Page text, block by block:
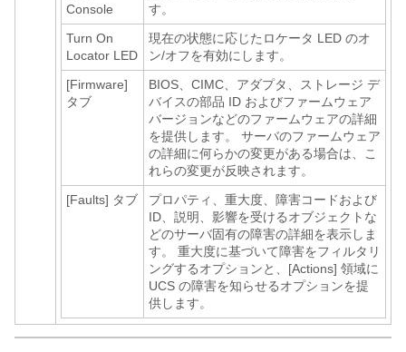
Console
す。
Turn On
Locator LED
現在の状態に応じたロケータ LED のオ
ン/オフを有効にします。
[Firmware]
タブ
BIOS、CIMC、アダプタ、ストレージ デ
バイスの部品 ID およびファームウェア
バージョンなどのファームウェアの詳細
を提供します。 サーバのファームウェア
の詳細に何らかの変更がある場合は、こ
れらの変更が反映されます。
[Faults] タブ
プロパティ、重大度、障害コードおよび
ID、説明、影響を受けるオブジェクトな
どのサーバ固有の障害の詳細を表示しま
す。 重大度に基づいて障害をフィルタリ
ングするオプションと、[Actions] 領域に
UCS の障害を知らせるオプションを提
供します。